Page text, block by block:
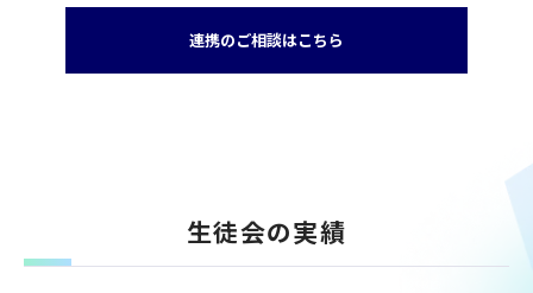
連携のご相談はこちら
生徒会の実績